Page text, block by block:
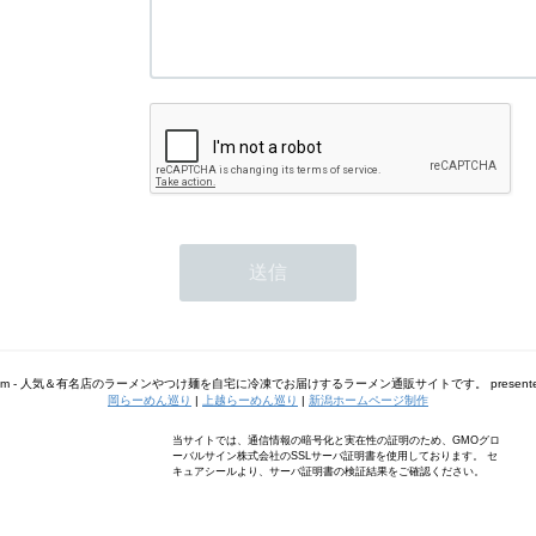
- 人気＆有名店のラーメンやつけ麺を自宅に冷凍でお届けするラーメン通販サイトです。
岡らーめん巡り | 上越らーめん巡り | 新潟ホームページ制作
当サイトでは、通信情報の暗号化と実在性の証明のため、GMOグロ
ーバルサイン株式会社のSSLサーバ証明書を使用しております。 セ
キュアシールより、サーバ証明書の検証結果をご確認ください。